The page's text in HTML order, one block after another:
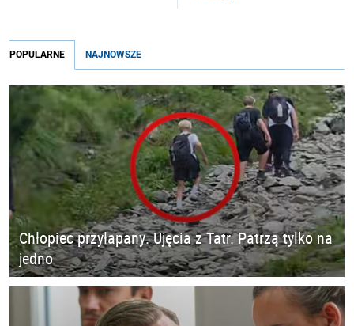
POPULARNE NAJNOWSZE
Chłopiec przyłapany. Ujęcia z Tatr. Patrzą tylko na
jedno